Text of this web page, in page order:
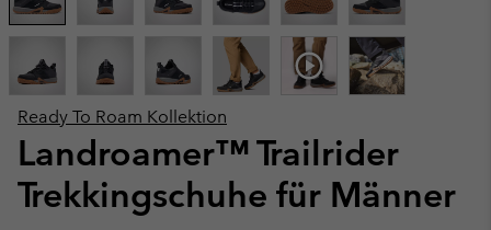
Ready To Roam Kollektion
Landroamer™ Trailrider
Trekkingschuhe für Männer